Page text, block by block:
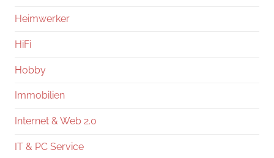
Heimwerker
HiFi
Hobby
Immobilien
Internet & Web 2.0
IT & PC Service